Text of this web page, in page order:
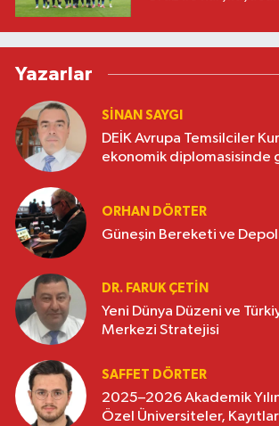
Yazarlar
SINAN SAYGI
DEİK Avrupa Temsilciler
ekonomik diplomasisinde
ORHAN DÖRTER
Güneşin Bereketi ve
DR. FARUK ÇETİN
Yeni Dünya Düzeni ve
Merkezi Stratejisi
SAFFET DÖRTER
2025–2026 Akademik
Özel Üniversiteler,